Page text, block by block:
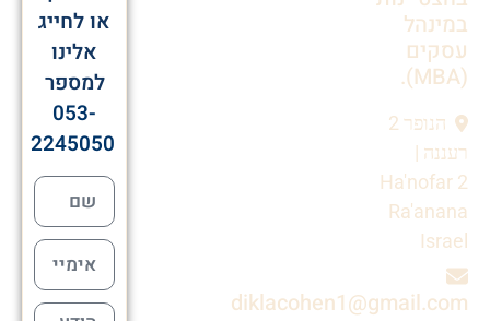
במינהל
עסקים
(MBA).
הנופר 2
רעננה |
Ha'nofar 2
Ra'anana
Israel
diklacohen1@gmail.com
או לחייג
אלינו
למספר
053-
2245050